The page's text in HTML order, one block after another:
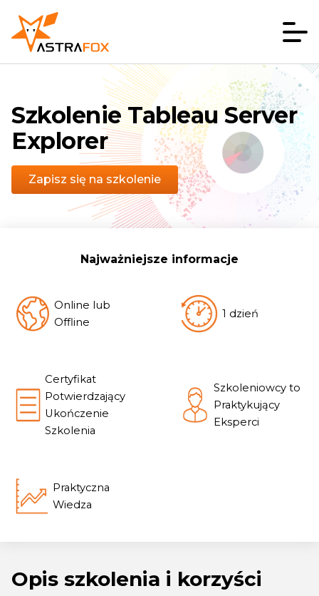
Szkolenie Tableau Server
Explorer
Zapisz się na szkolenie
Najważniejsze informacje
Online lub
Offline
1 dzień
Certyfikat
Potwierdzający
Ukończenie
Szkolenia
Szkoleniowcy to
Praktykujący
Eksperci
Praktyczna
Wiedza
Opis szkolenia i korzyści